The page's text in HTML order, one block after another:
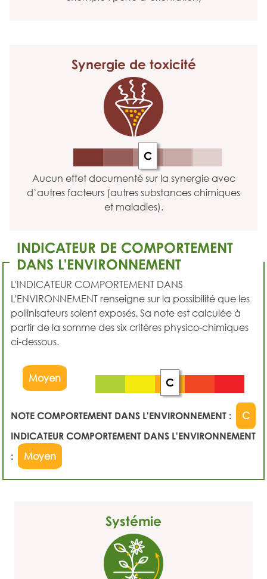
Synergie de toxicité
C
Aucun effet documenté sur la synergie avec
d’autres facteurs (autres substances chimiques
et maladies).
INDICATEUR DE COMPORTEMENT
DANS L'ENVIRONNEMENT
L'INDICATEUR COMPORTEMENT DANS
L'ENVIRONNEMENT renseigne sur la possibilité que les
pollinisateurs soient exposés. Sa note est calculée à
partir de la somme des six critères physico-chimiques
ci-dessous.
Moyen C
NOTE COMPORTEMENT DANS L'ENVIRONNEMENT :
C
INDICATEUR COMPORTEMENT DANS L'ENVIRONNEMENT
:
Moyen
Systémie